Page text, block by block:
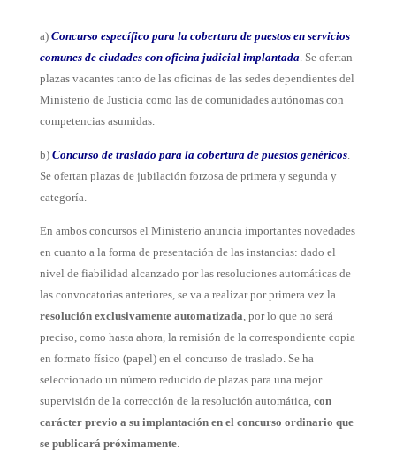
a) Concurso específico para la cobertura de puestos en servicios
comunes de ciudades con oficina judicial implantada. Se ofertan
plazas vacantes tanto de las oficinas de las sedes dependientes del
Ministerio de Justicia como las de comunidades autónomas con
competencias asumidas.
b) Concurso de traslado para la cobertura de puestos genéricos.
Se ofertan plazas de jubilación forzosa de primera y segunda y
categoría.
En ambos concursos el Ministerio anuncia importantes novedades
en cuanto a la forma de presentación de las instancias: dado el
nivel de fiabilidad alcanzado por las resoluciones automáticas de
las convocatorias anteriores, se va a realizar por primera vez la
resolución exclusivamente automatizada, por lo que no será
preciso, como hasta ahora, la remisión de la correspondiente copia
en formato físico (papel) en el concurso de traslado. Se ha
seleccionado un número reducido de plazas para una mejor
supervisión de la corrección de la resolución automática, con
carácter previo a su implantación en el concurso ordinario que
se publicará próximamente.